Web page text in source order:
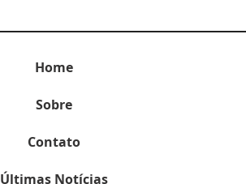
Home
Sobre
Contato
Últimas Notícias